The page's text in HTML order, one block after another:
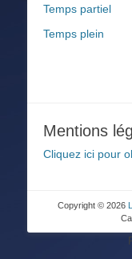
Temps partiel
Temps plein
Mentions
Cliquez ici pour
Copyright © 2026